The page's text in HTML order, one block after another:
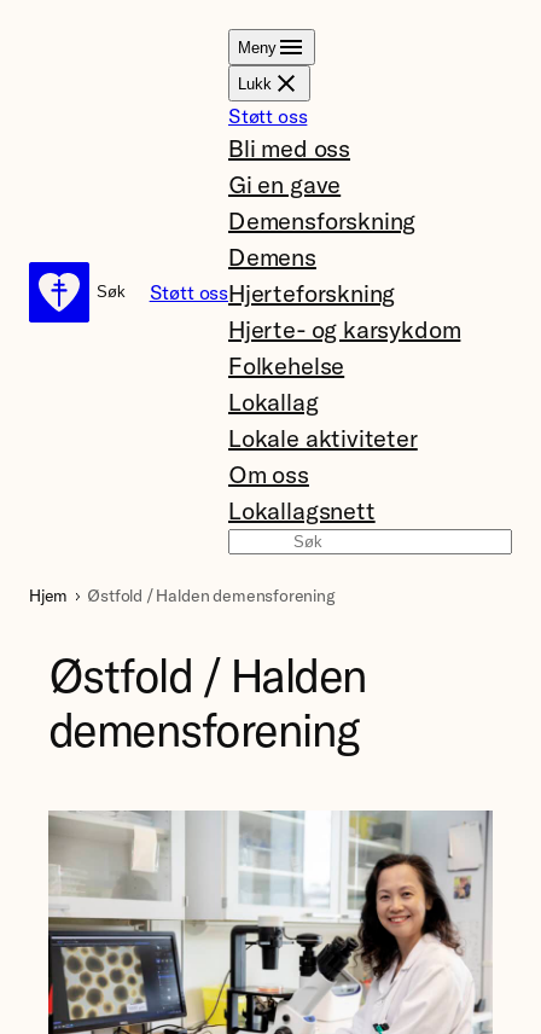
Søk
Søk Støtt oss
Meny
Lukk
Støtt oss
Bli med oss
Gi en gave
Demensforskning
Demens
Hjerteforskning
Hjerte- og karsykdom
Folkehelse
Lokallag
Lokale aktiviteter
Om oss
Lokallagsnett
Hjem Østfold / Halden demensforening
Østfold / Halden
demensforening